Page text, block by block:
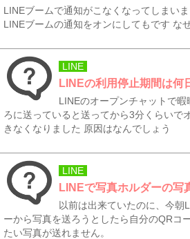
LINEブームで通知がこなくなってしまい
LINEブームの通知をオンにしてもです な
LINE
LINEの利用停止期間は何
LINEのオープンチャットで暇
ろに送っていると送ってから3分くらいで
きなくなりました 原因はなんでしょう
LINE
LINEで写真ホルダーの写
以前は出来ていたのに、今朝
ーから写真を送ろうとしたら自分のQRコ
たい写真が送れません。